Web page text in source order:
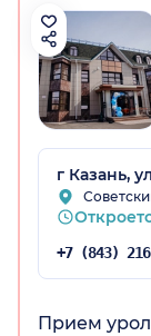
г Казань,
Прием